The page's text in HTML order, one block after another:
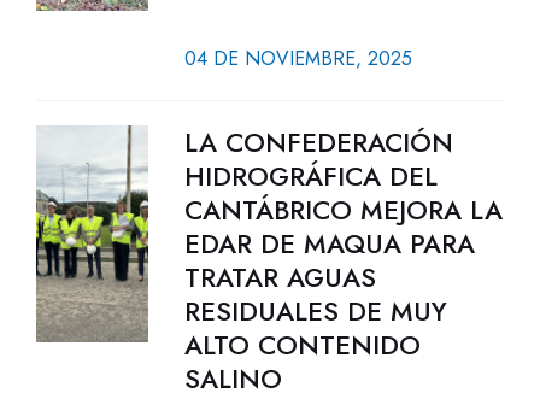
04 DE NOVIEMBRE, 2025
LA CONFEDERACIÓN
HIDROGRÁFICA DEL
CANTÁBRICO MEJORA LA
EDAR DE MAQUA PARA
TRATAR AGUAS
RESIDUALES DE MUY
ALTO CONTENIDO
SALINO